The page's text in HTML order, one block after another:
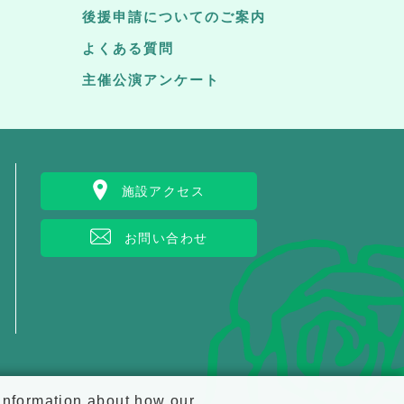
後援申請についてのご案内
よくある質問
主催公演アンケート
施設アクセス
お問い合わせ
about how our